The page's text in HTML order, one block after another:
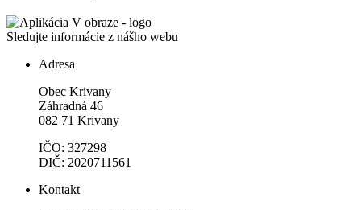
Sledujte informácie z nášho webu
Adresa
Obec Krivany
Záhradná 46
082 71 Krivany
IČO: 327298
DIČ: 2020711561
Kontakt